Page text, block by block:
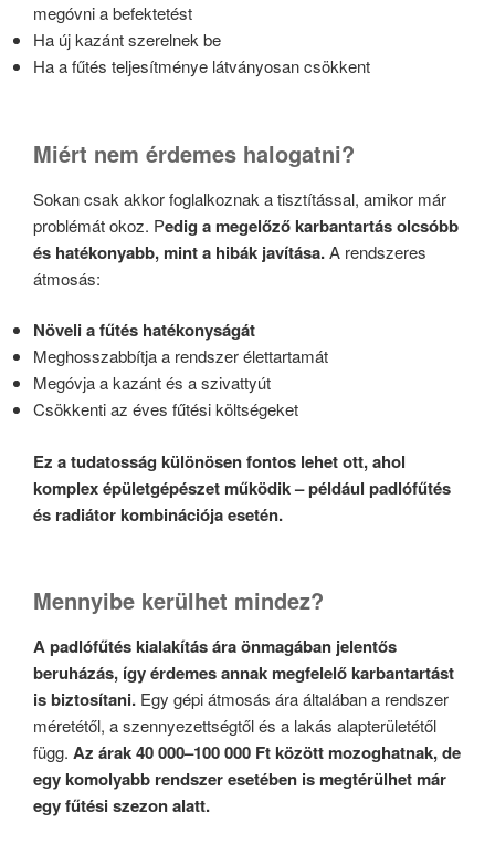
megóvni a befektetést
Ha új kazánt szerelnek be
Ha a fűtés teljesítménye látványosan csökkent
Miért nem érdemes halogatni?
Sokan csak akkor foglalkoznak a tisztítással, amikor már
problémát okoz. Pedig a megelőző karbantartás olcsóbb
és hatékonyabb, mint a hibák javítása.A rendszeres
átmosás:
Növeli a fűtés hatékonyságát
Meghosszabbítja a rendszer élettartamát
Megóvja a kazánt és a szivattyút
Csökkenti az éves fűtési költségeket
Ez a tudatosság különösen fontos lehet ott, ahol
komplex épületgépészet működik – például padlófűtés
és radiátor kombinációja esetén.
Mennyibe kerülhet mindez?
A padlófűtés kialakítás ára önmagában jelentős
beruházás, így érdemes annak megfelelő karbantartást
is biztosítani. Egy gépi átmosás ára általában a rendszer
méretétől, a szennyezettségtől és a lakás alapterületétől
függ. Az árak 40 000–100 000 Ft között mozoghatnak, de
egy komolyabb rendszer esetében is megtérülhet már
egy fűtési szezon alatt.